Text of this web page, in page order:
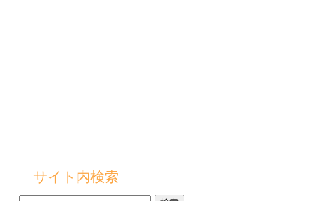
サイト内検索